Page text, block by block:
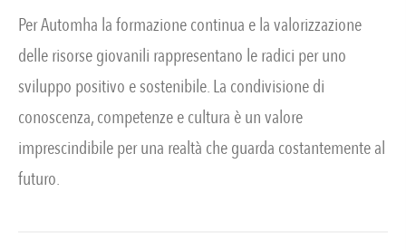
Per Automha la formazione continua e la valorizzazione
delle risorse giovanili rappresentano le radici per uno
sviluppo positivo e sostenibile. La condivisione di
conoscenza, competenze e cultura è un valore
imprescindibile per una realtà che guarda costantemente al
futuro.